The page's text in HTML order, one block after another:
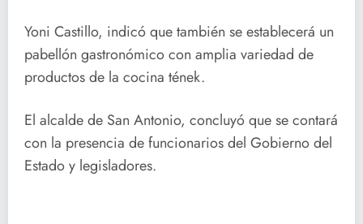
Yoni Castillo, indicó que también se establecerá un
pabellón gastronómico con amplia variedad de
productos de la cocina tének.
El alcalde de San Antonio, concluyó que se contará
con la presencia de funcionarios del Gobierno del
Estado y legisladores.